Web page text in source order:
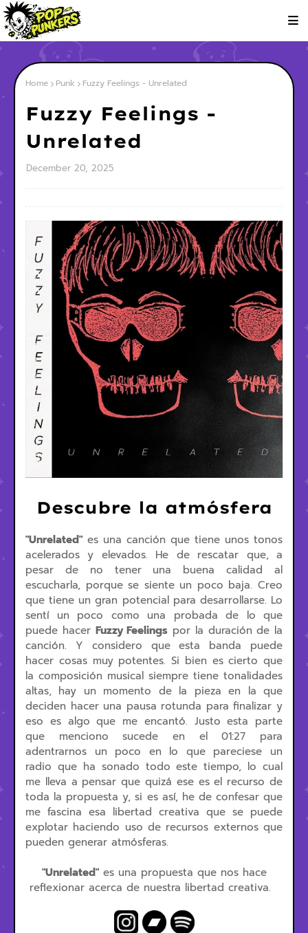
Home Punk Fuzzy Feelings - Unrelated
Fuzzy Feelings -
Unrelated
December 20, 2025
Descubre la atmósfera
"Unrelated" es una canción que tiene unos tonos
acelerados y elevados. He de rescatar que, a
pesar de no tener una buena calidad al
escucharla, porque se siente un poco baja. Creo
que tiene un gran potencial para desarrollarse. Lo
sentí un poco como una probada de lo que
puede hacer Fuzzy Feelings por la duración de la
canción. Y considero que esta banda puede
hacer cosas muy potentes. Si bien es cierto que
la composición musical siempre tiene tonalidades
altas, hay un momento de la pieza en la que
deciden hacer una pausa rotunda para finalizar y
eso es algo que me encantó. Justo esta parte
que menciono sucede en el 01:27 para
adentrarnos un poco en lo que pareciese un
radio que ha sonado todo este tiempo, lo cual
me lleva a pensar que quizá ese es el recurso de
toda la propuesta y, si es así, he de confesar que
me fascina esa libertad creativa que se puede
explotar haciendo uso de recursos externos que
pueden generar atmósferas.
"Unrelated"es una propuesta que nos hace
reflexionar acerca de nuestra libertad creativa.